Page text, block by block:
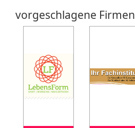
vorgeschlagene Firmen